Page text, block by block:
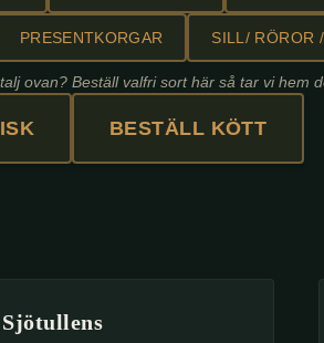
PRESENTKORGAR SILL/ RÖROR
ovan? Beställ valfri sort här så tar vi hem
BESTÄLL KÖTT